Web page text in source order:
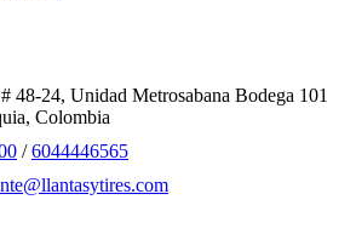
48-24, Unidad Metrosabana Bodega 101
, Colombia
/6044446565